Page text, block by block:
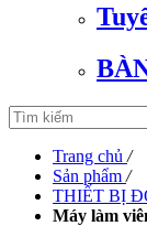
Trang chủ /
Sản phẩm /
THIẾT BỊ
Máy làm